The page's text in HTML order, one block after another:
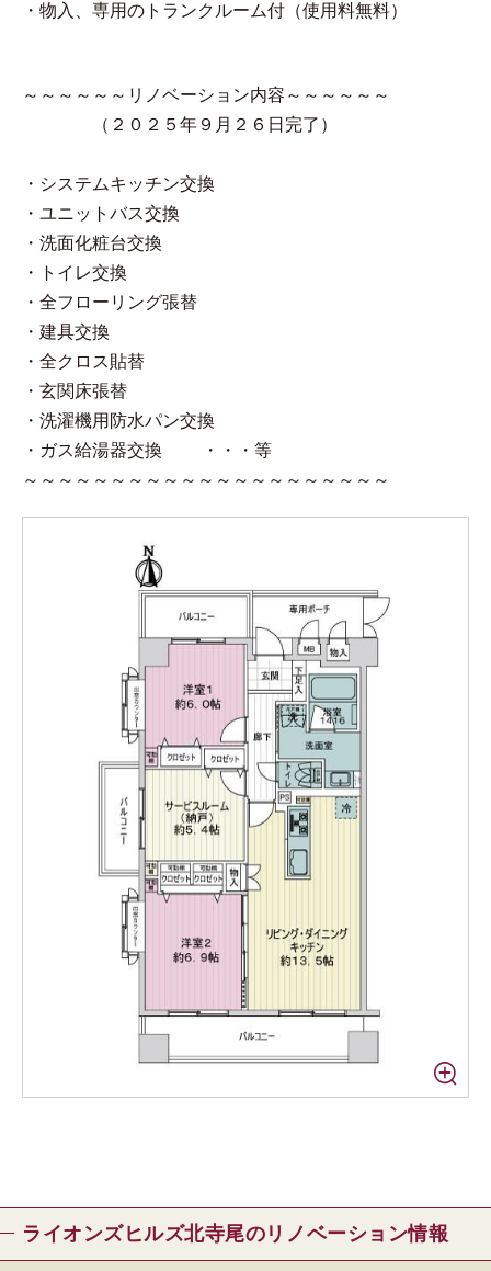
・物入、専用のトランクルーム付（使用料無料）
～～～～～～リノベーション内容～～～～～～
（２０２５年９月２６日完了）
・システムキッチン交換
・ユニットバス交換
・洗面化粧台交換
・トイレ交換
・全フローリング張替
・建具交換
・全クロス貼替
・玄関床張替
・洗濯機用防水パン交換
・ガス給湯器交換 ・・・等
～～～～～～～～～～～～～～～～～～～～～
ライオンズヒルズ北寺尾のリノベーション情報